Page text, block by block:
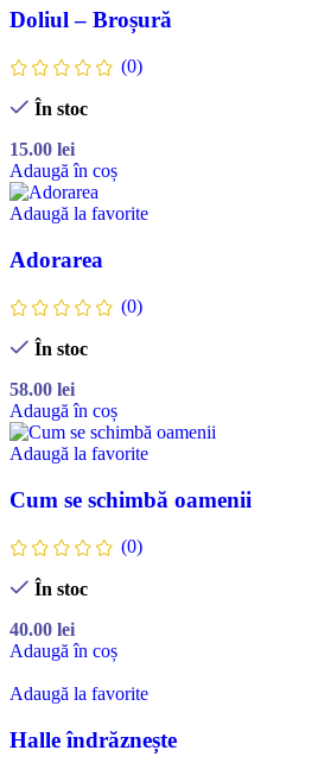
Doliul – Broșură
(0)
În stoc
15.00 lei
Adaugă în coș
Adaugă la favorite
Adorarea
(0)
În stoc
58.00 lei
Adaugă în coș
Adaugă la favorite
Cum se schimbă oamenii
(0)
În stoc
40.00 lei
Adaugă în coș
Adaugă la favorite
Halle îndrăznește